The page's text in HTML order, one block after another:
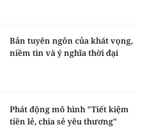
Bản tuyên ngôn của khát vọng,
niềm tin và ý nghĩa thời đại
Phát động mô hình "Tiết kiệm
tiền lẻ, chia sẻ yêu thương"